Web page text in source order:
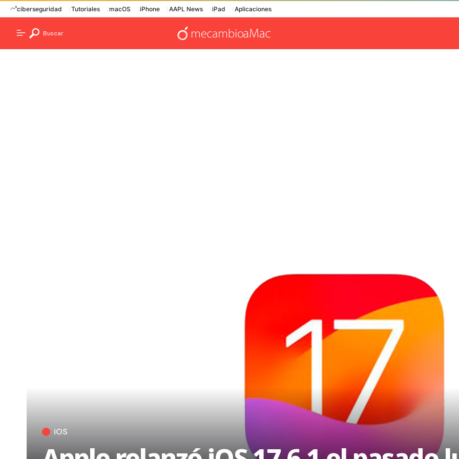
ciberseguridad Tutoriales macOS iPhone AAPL News iPad Aplicaciones
Buscar
iOS